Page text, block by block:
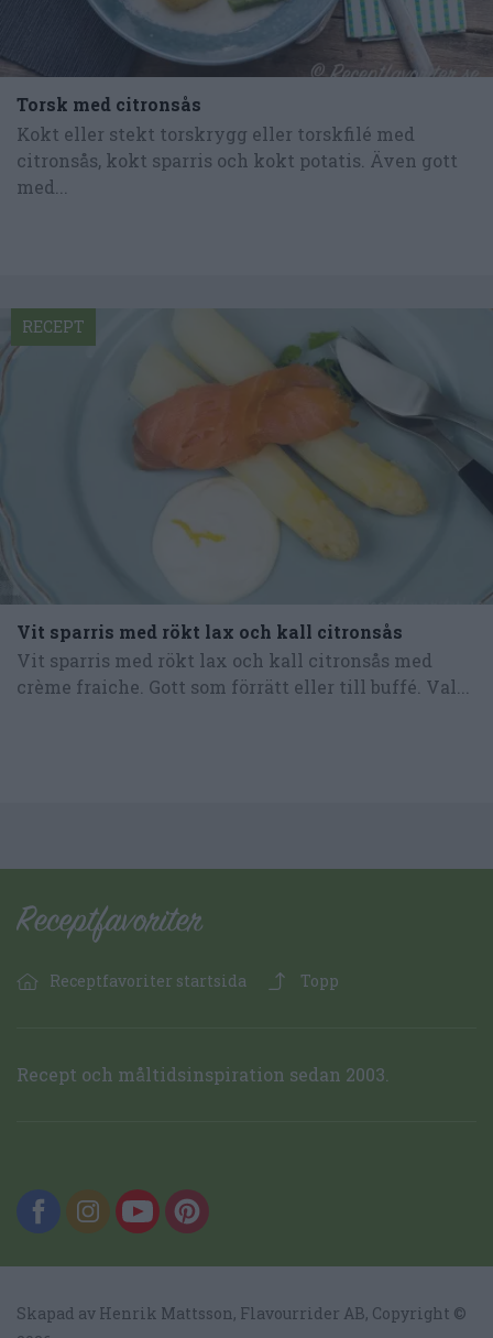
Torsk med citronsås
Kokt eller stekt torskrygg eller torskfilé med
citronsås, kokt sparris och kokt potatis. Även gott
med...
Vit sparris med rökt lax och kall citronsås
Vit sparris med rökt lax och kall citronsås med
crème fraiche. Gott som förrätt eller till buffé. Val...
RECEPT
Receptfavoriter startsida Topp
Recept och måltidsinspiration sedan 2003.
Skapad av Henrik Mattsson, Flavourrider AB, Copyright ©